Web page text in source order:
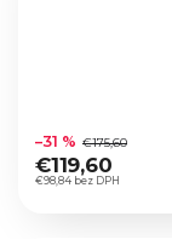
hodnotenie
produktu
je
€98,84 bez DPH
–31 % €175,60
€119,60